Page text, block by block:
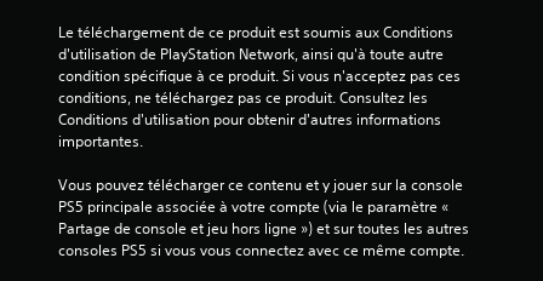
i
s
Le téléchargement de ce produit est soumis aux Conditions
d'utilisation de PlayStation Network, ainsi qu'à toute autre
condition spécifique à ce produit. Si vous n'acceptez pas ces
conditions, ne téléchargez pas ce produit. Consultez les
Conditions d'utilisation pour obtenir d'autres informations
importantes.
Vous pouvez télécharger ce contenu et y jouer sur la console
PS5 principale associée à votre compte (via le paramètre «
Partage de console et jeu hors ligne ») et sur toutes les autres
consoles PS5 si vous vous connectez avec ce même compte.